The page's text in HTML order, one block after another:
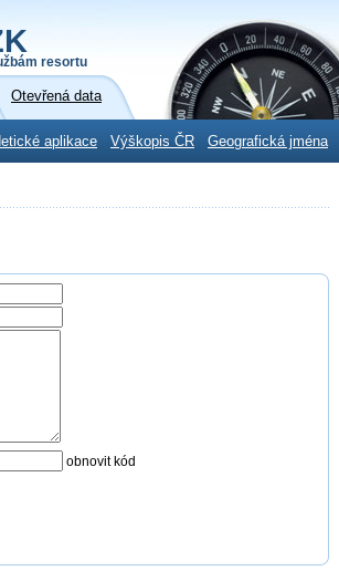
resortu
Otevřená data
aplikace Výškopis ČR Geografická jména
obnovit kód